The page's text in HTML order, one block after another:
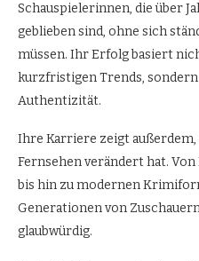
Schauspielerinnen, die über
geblieben sind, ohne sich
müssen. Ihr Erfolg basiert
kurzfristigen Trends, sondern
Authentizität.
Ihre Karriere zeigt außerdem,
Fernsehen verändert hat.
bis hin zu modernen
Generationen von
glaubwürdig.